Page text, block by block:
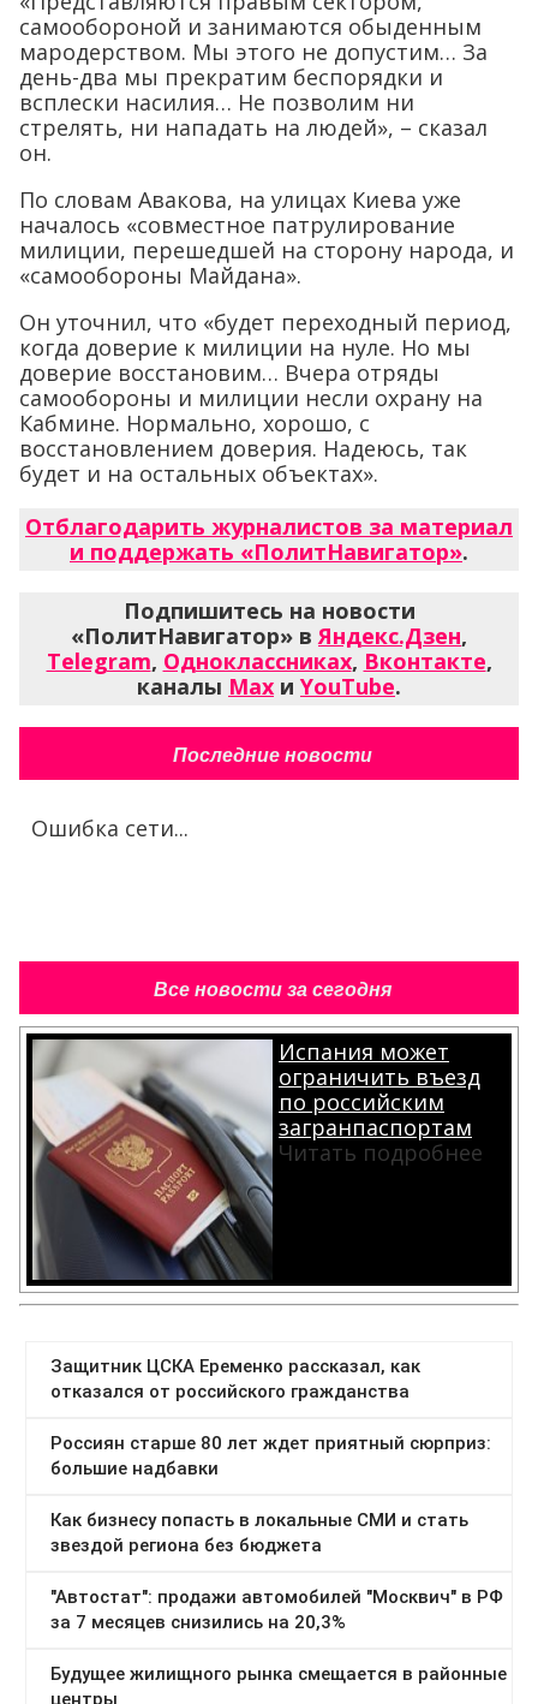
самообороной и занимаются обыденным
мародерством. Мы этого не допустим… За
день-два мы прекратим беспорядки и
всплески насилия… Не позволим ни
стрелять, ни нападать на людей», – сказал
он.
По словам Авакова, на улицах Киева уже
началось «совместное патрулирование
милиции, перешедшей на сторону народа, и
«самообороны Майдана».
Он уточнил, что «будет переходный период,
когда доверие к милиции на нуле. Но мы
доверие восстановим… Вчера отряды
самообороны и милиции несли охрану на
Кабмине. Нормально, хорошо, с
восстановлением доверия. Надеюсь, так
будет и на остальных объектах».
Отблагодарить журналистов за материал
и поддержать «ПолитНавигатор».
Подпишитесь на новости
«ПолитНавигатор» вЯндекс.Дзен,
Telegram, Одноклассниках, Вконтакте,
каналы Max и YouTube.
Последние новости
Ошибка сети...
Все новости за сегодня
Испания может
ограничить въезд
по российским
загранпаспортам
Читать подробнее